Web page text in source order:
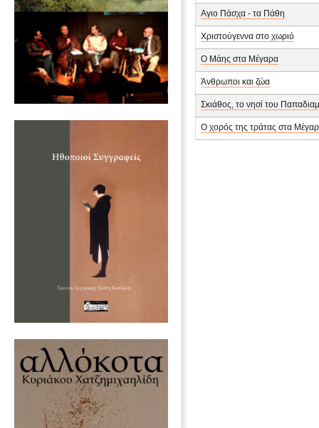
Αγιο Πάσχα - τα Πάθη
Χριστούγεννα στο χωριό
Ο Μάης στα Μέγαρα
Άνθρωποι και ζώα
Σκιάθος, το νησί του
Ο χορός της τράτας στα